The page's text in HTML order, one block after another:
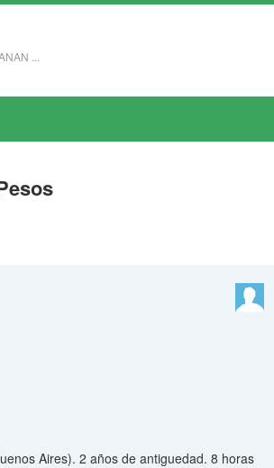
...
Aires). 2 años de antiguedad. 8 horas